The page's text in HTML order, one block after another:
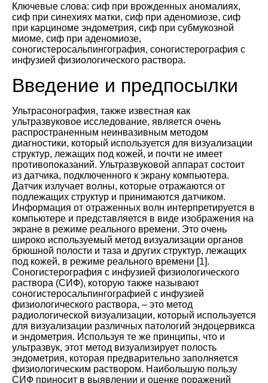
Ключевые слова: сиф при врожденных аномалиях,
сиф при синехиях матки, сиф при аденомиозе, сиф
при карциноме эндометрия, сиф при субмукозной
миоме, сиф при аденомиозе,
соногистеросальпингография, соногистерография с
инфузией физиологического раствора.
Введение и предпосылки
Ультрасонография, также известная как
ультразвуковое исследование, является очень
распространенным неинвазивным методом
диагностики, который используется для визуализации
структур, лежащих под кожей, и почти не имеет
противопоказаний. Ультразвуковой аппарат состоит
из датчика, подключенного к экрану компьютера.
Датчик излучает волны, которые отражаются от
подлежащих структур и принимаются датчиком.
Информация от отраженных волн интерпретируется в
компьютере и представляется в виде изображения на
экране в режиме реального времени. Это очень
широко используемый метод визуализации органов
брюшной полости и таза и других структур, лежащих
под кожей, в режиме реального времени [1].
Соногистерография с инфузией физиологического
раствора (СИФ), которую также называют
соногистеросальпингографией с инфузией
физиологического раствора, – это метод
радиологической визуализации, который используется
для визуализации различных патологий эндоцервикса
и эндометрия. Используя те же принципы, что и
ультразвук, этот метод визуализирует полость
эндометрия, которая предварительно заполняется
физиологическим раствором. Наибольшую пользу
СИФ приносит в выявлении и оценке поражений